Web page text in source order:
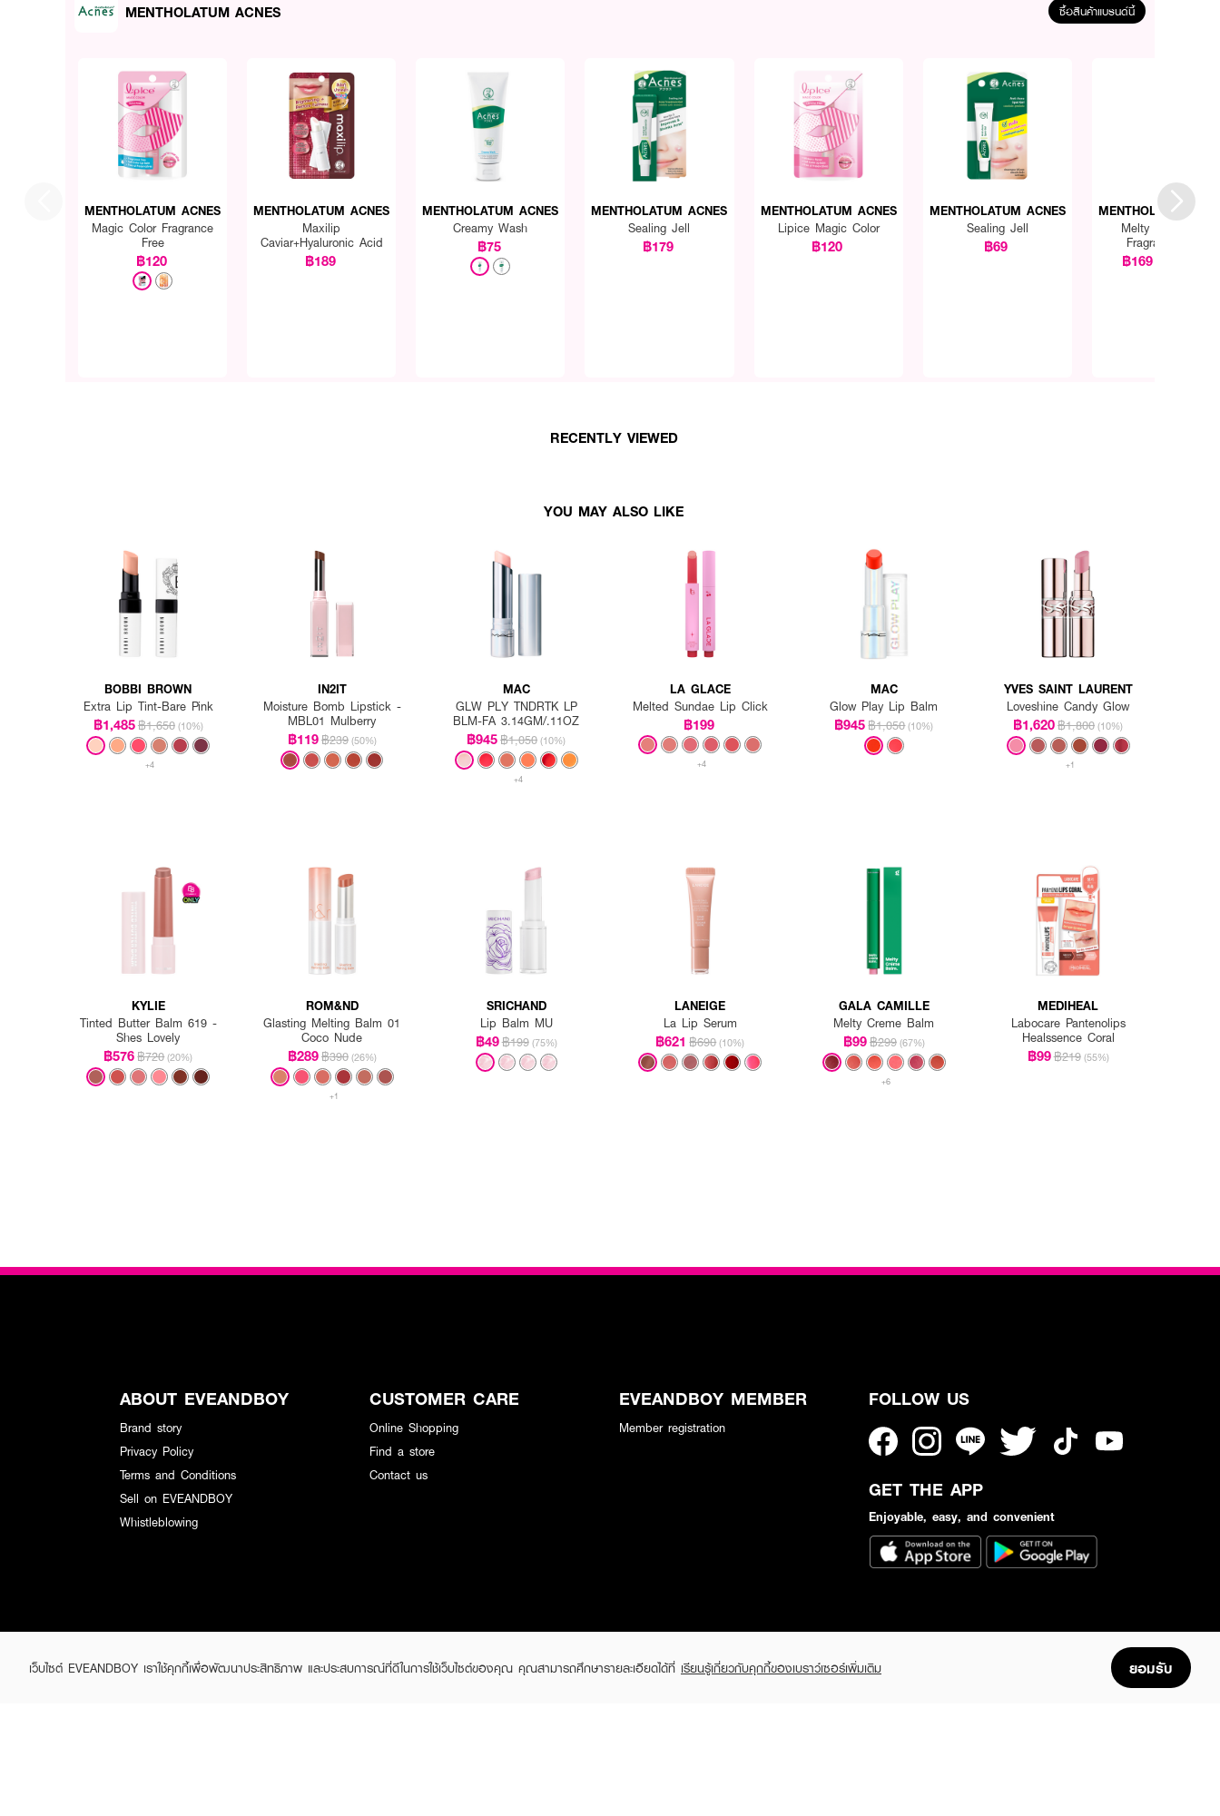
MENTHOLATUM ACNES ซื้อสินค้าแบรนด์นี้
MENTHOLATUM ACNES
Magic Color Fragrance
Free
฿120
MENTHOLATUM ACNES
Maxilip
Caviar+Hyaluronic Acid
฿189
MENTHOLATUM ACNES
Creamy Wash
฿75
MENTHOLATUM ACNES
Sealing Jell
฿179
MENTHOLATUM ACNES
Lipice Magic Color
฿120
MENTHOLATUM ACNES
Sealing Jell
฿69
MENTHOLATUM
Melty Cream Lip
Fragrance Free
฿169
RECENTLY VIEWED
YOU MAY ALSO LIKE
BOBBI BROWN
Extra Lip Tint-Bare Pink
฿1,485฿1,650 (10%)
+4
IN2IT
Moisture Bomb Lipstick -
MBL01 Mulberry
฿119฿239 (50%)
MAC
GLW PLY TNDRTK LP
BLM-FA 3.14GM/.11OZ
฿945฿1,050 (10%)
+4
LA GLACE
Melted Sundae Lip Click
฿199
+4
MAC
Glow Play Lip Balm
฿945฿1,050 (10%)
YVES SAINT LAURENT
Loveshine Candy Glow
฿1,620฿1,800 (10%)
+1
KYLIE
Tinted Butter Balm 619 -
Shes Lovely
฿576฿720 (20%)
ROM&ND
Glasting Melting Balm 01
Coco Nude
฿289฿390 (26%)
+1
SRICHAND
Lip Balm MU
฿49฿199 (75%)
LANEIGE
La Lip Serum
฿621 ฿690 (10%)
GALA CAMILLE
Melty Creme Balm
฿99฿299 (67%)
+6
MEDIHEAL
Labocare Pantenolips
Healssence Coral
฿99฿219 (55%)
เว็บไซต์ EVEANDBOY เราใช้คุกกี้เพื่อพัฒนาประสิทธิภาพ และประสบการณ์ที่ดีในการใช้เว็บไซต์ของคุณ คุณสามารถศึกษารายละเอียดได้ที่ เรียนรู้เกี่ยวกับคุกกี้ของเบราว์เซอร์เพิ่มเติม ยอมรับ
ABOUT EVEANDBOY
Brand story
Privacy Policy
Terms and Conditions
Sell on EVEANDBOY
Whistleblowing
CUSTOMER CARE
Online Shopping
Find a store
Contact us
EVEANDBOY MEMBER
Member registration
FOLLOW US
GET THE APP
Enjoyable, easy, and convenient